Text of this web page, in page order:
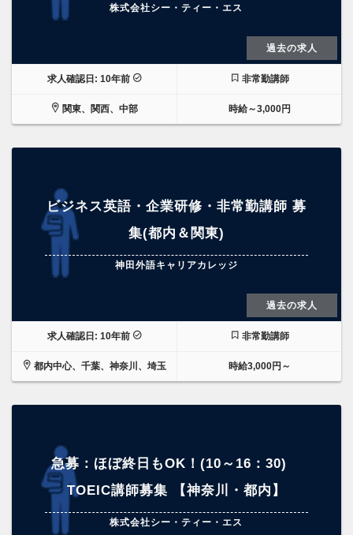
株式会社シー・ティー・エス
過去の求人
求人確認日: 10年前 非常勤講師
関東、関西、中部 時給～3,000円
ビジネス英語・企業研修・非常勤講師 募
集(都内＆関東)
神田外語キャリアカレッジ
過去の求人
求人確認日: 10年前 非常勤講師
都内中心、千葉、神奈川、埼玉 時給3,000円～
急募：ほぼ終日もOK！(10～16：30)
TOEIC講師募集 【神奈川・都内】
株式会社シー・ティー・エス